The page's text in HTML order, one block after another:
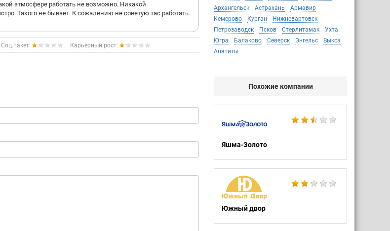
атмосфере работать не возможно. Никакой
Такого не бывает. К сожалению не советую тас работать.
Соц.пакет: Карьерный рост:
Архангельск
Астрахань
Армавир
Кемерово
Курган
Нижневартовск
Петрозаводск
Псков Стерлитамак
Ухта
Югра
Балаково Северск Энгельс
Выкса
Апатиты
Похожие компании
Яшма-Золото
Южный двор